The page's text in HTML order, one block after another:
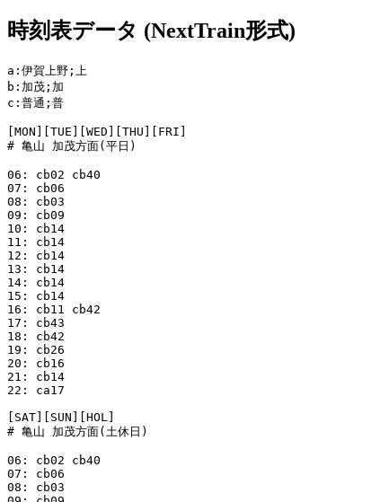
時刻表データ (NextTrain形式)
a:伊賀上野;上
b:加茂;加
c:普通;普
[MON][TUE][WED][THU][FRI]
# 亀山 加茂方面(平日)
06: cb02 cb40
07: cb06
08: cb03
09: cb09
10: cb14
11: cb14
12: cb14
13: cb14
14: cb14
15: cb14
16: cb11 cb42
17: cb43
18: cb42
19: cb26
20: cb16
21: cb14
22: ca17
[SAT][SUN][HOL]
# 亀山 加茂方面(土休日)
06: cb02 cb40
07: cb06
08: cb03